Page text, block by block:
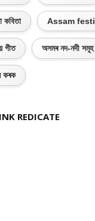
কবিতা Assam
গীত অসমৰ নদ-নদী সমূহ
কৰক
REDICATE